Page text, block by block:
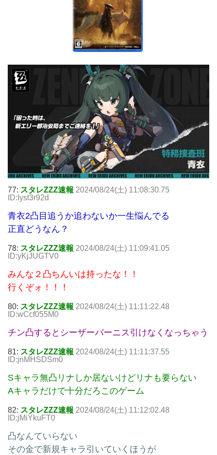
77: スタレZZZ速報 2024/08/24(土) 11:08:30.75
ID:Iyst3r92d
青衣2凸目追うか追わないか一生悩んでる
正直どうなん？
78: スタレZZZ速報 2024/08/24(土) 11:09:41.05
ID:yKjJUGTV0
みんな２凸ちんいは持ったな！！
行くぞォ！！！
80: スタレZZZ速報 2024/08/24(土) 11:11:22.48
ID:wCcf055M0
チン凸するとシーザーバーニス引けなくなっちゃう
81: スタレZZZ速報 2024/08/24(土) 11:11:37.55
ID:jnMHSDSm0
Sキャラ無凸リナしか居ないけどリナも要らない
Aキャラだけで十分だろこのゲーム
82: スタレZZZ速報 2024/08/24(土) 11:12:02.48
ID:jMiYkuFT0
凸なんていらない
その金で新規キャラ引いていくほうが